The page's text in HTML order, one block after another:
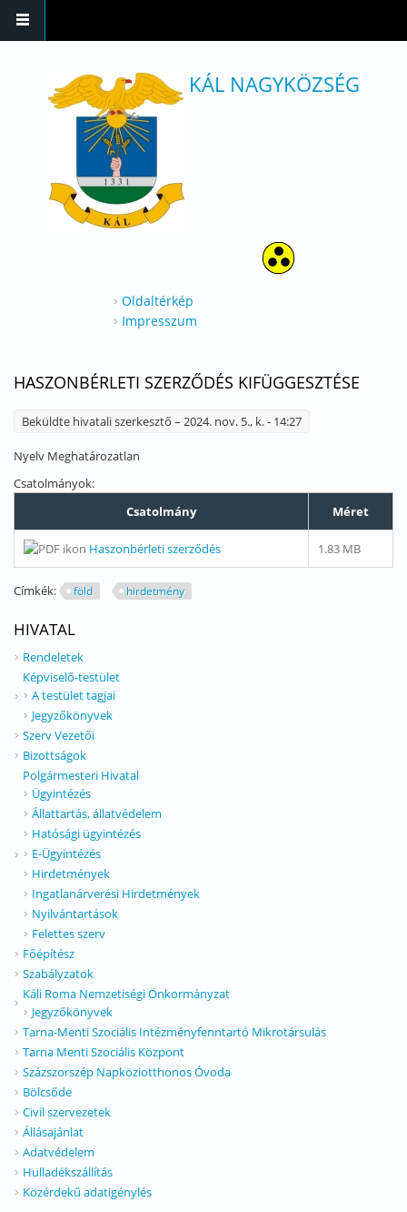
KÁL NAGYKÖZSÉG
Oldaltérkép
Impresszum
HASZONBÉRLETI SZERZŐDÉS KIFÜGGESZTÉSE
Beküldte hivatali szerkesztő – 2024. nov. 5., k. - 14:27
Nyelv Meghatározatlan
Csatolmányok:
Csatolmány
Méret
Haszonbérleti szerződés 1.83 MB
Címkék: föld hirdetmény
HIVATAL
Rendeletek
Képviselő-testület
A testület tagjai
Jegyzőkönyvek
Szerv Vezetői
Bizottságok
Polgármesteri Hivatal
Ügyintézés
Állattartás, állatvédelem
Hatósági ügyintézés
E-Ügyintézés
Hirdetmények
Ingatlanárverési Hirdetmények
Nyilvántartások
Felettes szerv
Főépítész
Szabályzatok
Káli Roma Nemzetiségi Önkormányzat
Jegyzőkönyvek
Tarna-Menti Szociális Intézményfenntartó Mikrotársulás
Tarna Menti Szociális Központ
Százszorszép Napköziotthonos Óvoda
Bölcsőde
Civil szervezetek
Állásajánlat
Adatvédelem
Hulladékszállítás
Közérdekű adatigénylés